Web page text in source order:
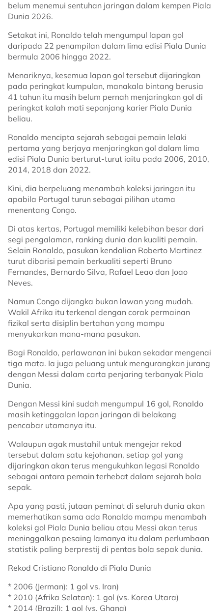
belum menemui sentuhan jaringan dalam kempen Piala
Dunia 2026.
Setakat ini, Ronaldo telah mengumpul lapan gol
daripada 22 penampilan dalam lima edisi Piala Dunia
bermula 2006 hingga 2022.
Menariknya, kesemua lapan gol tersebut dijaringkan
pada peringkat kumpulan, manakala bintang berusia
41 tahun itu masih belum pernah menjaringkan gol di
peringkat kalah mati sepanjang karier Piala Dunia
beliau.
Ronaldo mencipta sejarah sebagai pemain lelaki
pertama yang berjaya menjaringkan gol dalam lima
edisi Piala Dunia berturut-turut iaitu pada 2006, 2010,
2014, 2018 dan 2022.
Kini, dia berpeluang menambah koleksi jaringan itu
apabila Portugal turun sebagai pilihan utama
menentang Congo.
Di atas kertas, Portugal memiliki kelebihan besar dari
segi pengalaman, ranking dunia dan kualiti pemain.
Selain Ronaldo, pasukan kendalian Roberto Martinez
turut dibarisi pemain berkualiti seperti Bruno
Fernandes, Bernardo Silva, Rafael Leao dan Joao
Neves.
Namun Congo dijangka bukan lawan yang mudah.
Wakil Afrika itu terkenal dengan corak permainan
fizikal serta disiplin bertahan yang mampu
menyukarkan mana-mana pasukan.
Bagi Ronaldo, perlawanan ini bukan sekadar mengenai
tiga mata. Ia juga peluang untuk mengurangkan jurang
dengan Messi dalam carta penjaring terbanyak Piala
Dunia.
Dengan Messi kini sudah mengumpul 16 gol, Ronaldo
masih ketinggalan lapan jaringan di belakang
pencabar utamanya itu.
Walaupun agak mustahil untuk mengejar rekod
tersebut dalam satu kejohanan, setiap gol yang
dijaringkan akan terus mengukuhkan legasi Ronaldo
sebagai antara pemain terhebat dalam sejarah bola
sepak.
Apa yang pasti, jutaan peminat di seluruh dunia akan
memerhatikan sama ada Ronaldo mampu menambah
koleksi gol Piala Dunia beliau atau Messi akan terus
meninggalkan pesaing lamanya itu dalam perlumbaan
statistik paling berprestij di pentas bola sepak dunia.
Rekod Cristiano Ronaldo di Piala Dunia
* 2006 (Jerman): 1 gol vs. Iran)
* 2010 (Afrika Selatan): 1 gol (vs. Korea Utara)
* 2014 (Brazil): 1 gol (vs. Ghana)